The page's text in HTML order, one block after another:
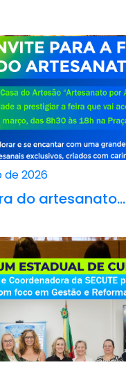
de 2026
do artesanato…